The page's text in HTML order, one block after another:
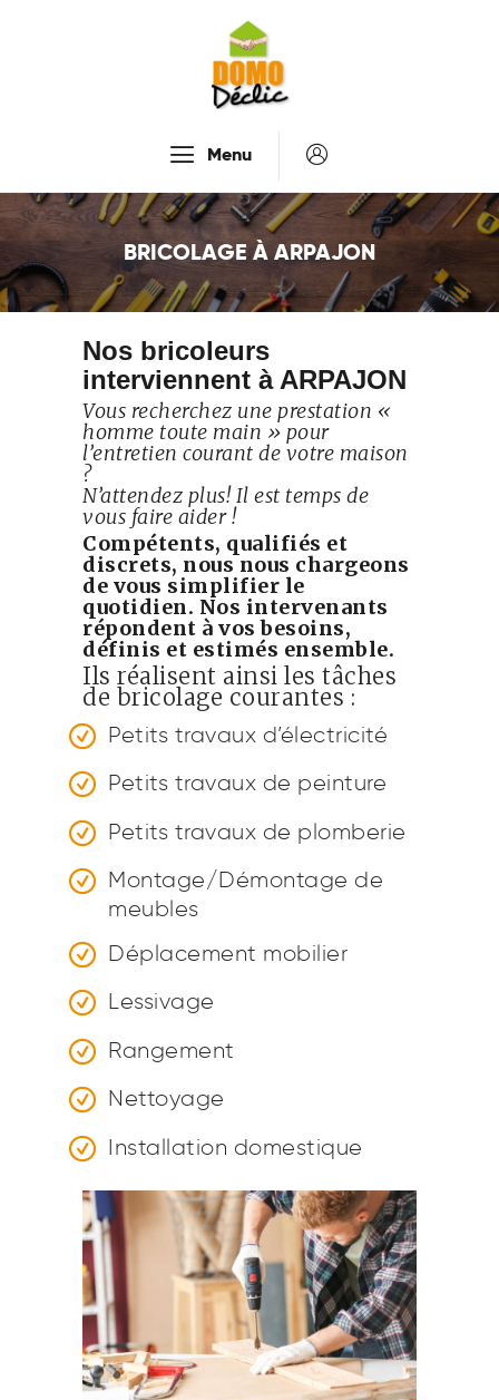
Menu
BRICOLAGE À ARPAJON
Accueil
Tarifs
Recrutement
À Propos De Nous
Contactez-Nous
Nos bricoleurs
interviennent à ARPAJON
Vous recherchez une prestation «
homme toute main » pour
l’entretien courant de votre maison
?
N’attendez plus! Il est temps de
vous faire aider !
Compétents, qualifiés et
discrets, nous nous chargeons
de vous simplifier le
quotidien. Nos intervenants
répondent à vos besoins,
définis et estimés ensemble.
Ils réalisent ainsi les tâches
de bricolage courantes :
Petits travaux d’électricité
Petits travaux de peinture
Petits travaux de plomberie
Montage/Démontage de
meubles
Déplacement mobilier
Lessivage
Rangement
Nettoyage
Installation domestique